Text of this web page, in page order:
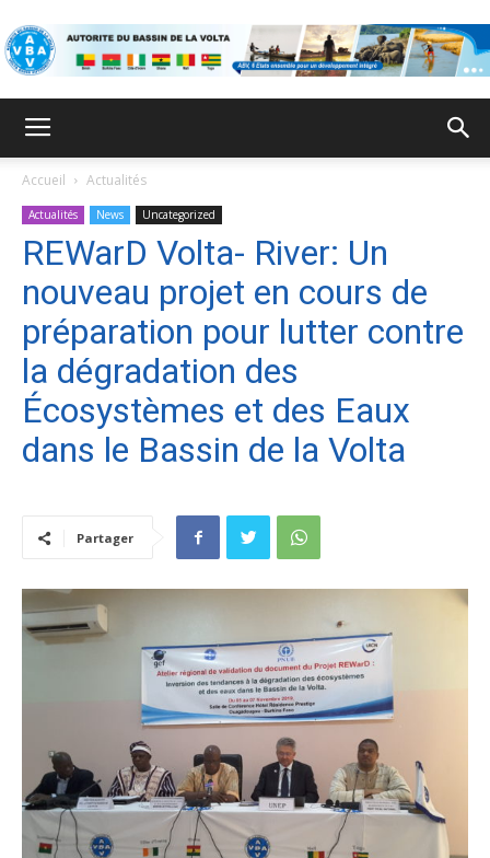
Accueil Actualités
Actualités News Uncategorized
REWarD Volta- River: Un
nouveau projet en cours de
préparation pour lutter contre
la dégradation des
Écosystèmes et des Eaux
dans le Bassin de la Volta
Partager